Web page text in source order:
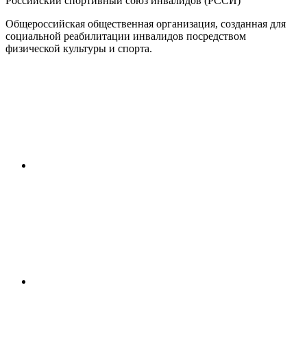
Общероссийская общественная организация, созданная для
социальной реабилитации инвалидов посредством
физической культуры и спорта.